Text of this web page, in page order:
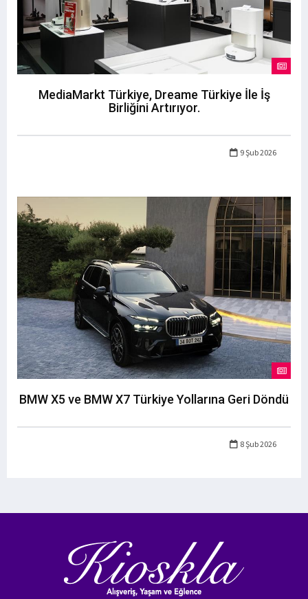
MediaMarkt Türkiye, Dreame Türkiye İle İş
Birliğini Artırıyor.
9 Şub 2026
BMW X5 ve BMW X7 Türkiye Yollarına Geri Döndü
8 Şub 2026